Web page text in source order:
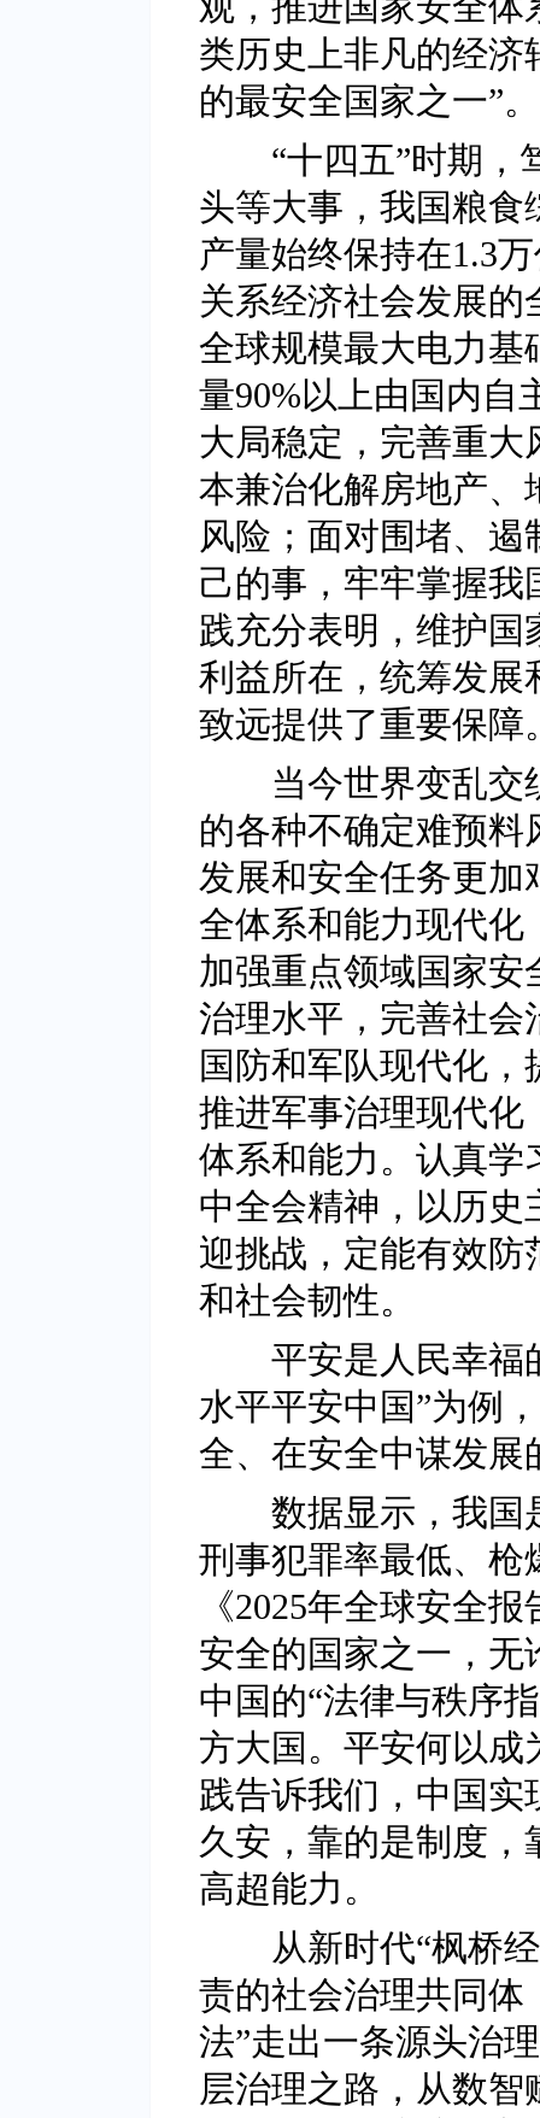
类历史上非凡的经济
的最安全国家之一”。
“十四五”时期，
头等大事，我国粮
产量始终保持在1.3
关系经济社会发展
全球规模最大电力基
量90%以上由国内自
大局稳定，完善重
本兼治化解房地产、
风险；面对围堵、
己的事，牢牢掌握
践充分表明，维护
利益所在，统筹发展
致远提供了重要保障
当今世界变乱交
的各种不确定难预
发展和安全任务更加
全体系和能力现代化
加强重点领域国家
治理水平，完善社会
国防和军队现代化
推进军事治理现代化
体系和能力。认真学
中全会精神，以历
迎挑战，定能有效
和社会韧性。
平安是人民幸福
水平平安中国”为例
全、在安全中谋发展
数据显示，我国
刑事犯罪率最低、枪
《2025年全球安全
安全的国家之一，
中国的“法律与秩序
方大国。平安何以
践告诉我们，中国
久安，靠的是制度
高超能力。
从新时代“枫桥经
责的社会治理共同体
法”走出一条源头治
层治理之路，从数